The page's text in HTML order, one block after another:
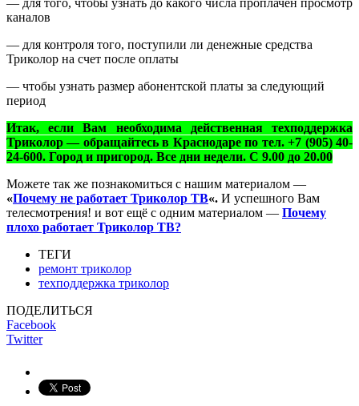
каналов
— для контроля того, поступили ли денежные средства
Триколор на счет после оплаты
— чтобы узнать размер абонентской платы за следующий
период
Итак, если Вам необходима действенная техподдержка
Триколор — обращайтесь в Краснодаре по тел. +7 (905) 40-
24-600. Город и пригород. Все дни недели. С 9.00 до 20.00
Можете так же познакомиться с нашим материалом —
«Почему не работает Триколор ТВ«. И успешного Вам
телесмотрения! и вот ещё с одним материалом — Почему
плохо работает Триколор ТВ?
ТЕГИ
ремонт триколор
техподдержка триколор
ПОДЕЛИТЬСЯ
Facebook
Twitter